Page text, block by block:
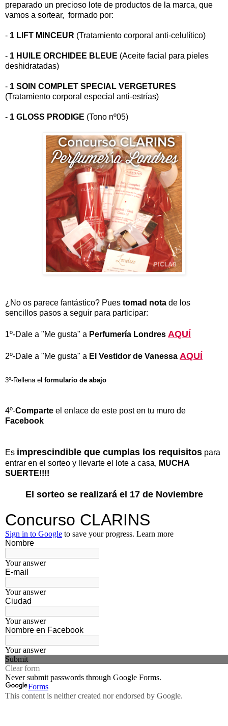
preparado un precioso lote de productos de la marca, que
vamos a sortear, formado por:
- 1 LIFT MINCEUR (Tratamiento corporal anti-celulítico)
- 1 HUILE ORCHIDEE BLEUE (Aceite facial para pieles
deshidratadas)
- 1 SOIN COMPLET SPECIAL VERGETURES
(Tratamiento corporal especial anti-estrías)
- 1 GLOSS PRODIGE (Tono nº05)
¿No os parece fantástico? Pues tomad nota de los
sencillos pasos a seguir para participar:
1º-Dale a "Me gusta" a Perfumería Londres AQUÍ
2º-Dale a "Me gusta" a El Vestidor de Vanessa AQUÍ
3º-Rellena el formulario de abajo
4º-Comparte el enlace de este post en tu muro de
Facebook
Es imprescindible que cumplas los requisitos para
entrar en el sorteo y llevarte el lote a casa, MUCHA
SUERTE!!!!
El sorteo se realizará el 17 de Noviembre